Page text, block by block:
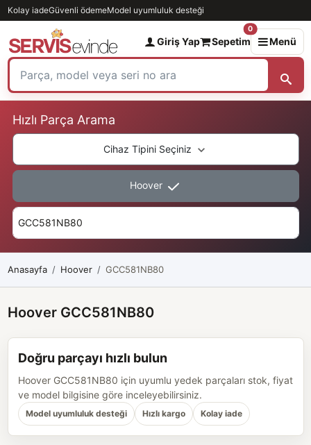
Kolay iadeGüvenli ödemeModel uyumluluk desteği
Giriş Yap Sepetim
0
Menü
Hızlı Parça Arama
Cihaz Tipini Seçiniz
Hoover
Anasayfa Hoover GCC581NB80
Hoover GCC581NB80
Doğru parçayı hızlı bulun
Hoover GCC581NB80 için uyumlu yedek parçaları stok, fiyat
ve model bilgisine göre inceleyebilirsiniz.
Model uyumluluk desteği Hızlı kargo Kolay iade